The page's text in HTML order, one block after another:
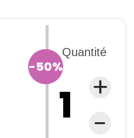
-50%
Quantité